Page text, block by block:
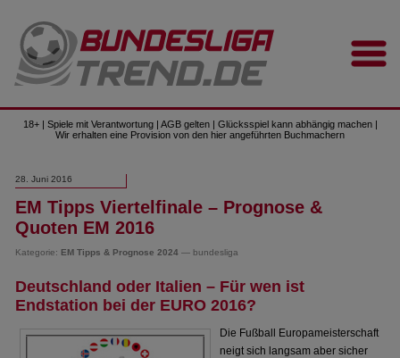
18+ | Spiele mit Verantwortung | AGB gelten | Glücksspiel kann abhängig machen |
Wir erhalten eine Provision von den hier angeführten Buchmachern
28. Juni 2016
EM Tipps Viertelfinale – Prognose &
Quoten EM 2016
Kategorie: EM Tipps & Prognose 2024 — bundesliga
Deutschland oder Italien – Für wen ist
Endstation bei der EURO 2016?
Die Fußball Europameisterschaft
neigt sich langsam aber sicher